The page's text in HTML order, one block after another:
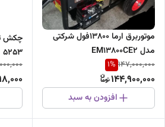
موتوربرق ارما ۱۳۸۰۰فول شرکتی
مدل EM13800CE2
147,000,000
1%
144,900,000
افزودن به سبد
۵۲۵۳